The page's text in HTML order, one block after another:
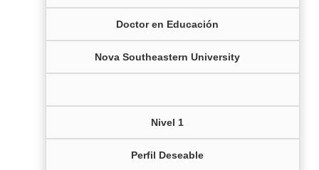
Doctor en Educación
Nova Southeastern University
Nivel 1
Perfil Deseable